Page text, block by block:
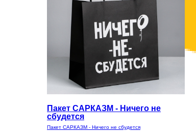
Пакет САРКАЗМ - Ничего не
сбудется
Пакет САРКАЗМ - Ничего не сбудется